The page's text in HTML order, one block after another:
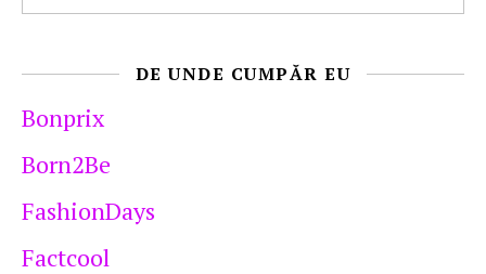
DE UNDE CUMPĂR EU
Bonprix
Born2Be
FashionDays
Factcool